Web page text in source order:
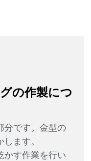
の作製につ
分です。金型の
ます。
かす作業を行い